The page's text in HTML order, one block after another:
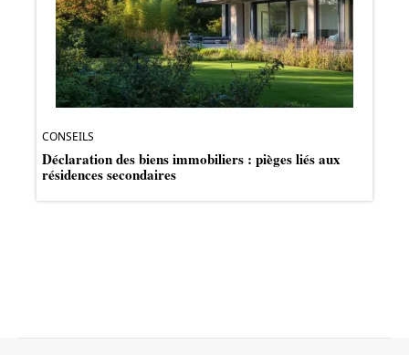
CONSEILS
Déclaration des biens immobiliers : pièges liés aux
résidences secondaires